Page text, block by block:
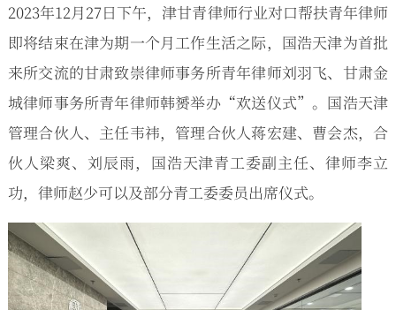
2023年12月27日下午，津甘青律师行业对口帮扶青年律师
即将结束在津为期一个月工作生活之际，国浩天津为首批
来所交流的甘肃致崇律师事务所青年律师刘羽飞、甘肃金
城律师事务所青年律师韩赟举办“欢送仪式”。国浩天津
管理合伙人、主任韦祎，管理合伙人蒋宏建、曹会杰，合
伙人梁爽、刘辰雨，国浩天津青工委副主任、律师李立
功，律师赵少可以及部分青工委委员出席仪式。